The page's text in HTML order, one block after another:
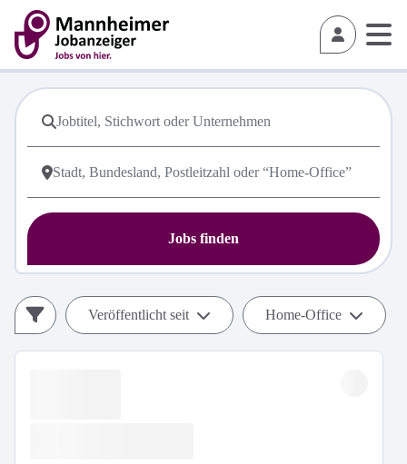
Jobs finden
Veröffentlicht seit Home-Office